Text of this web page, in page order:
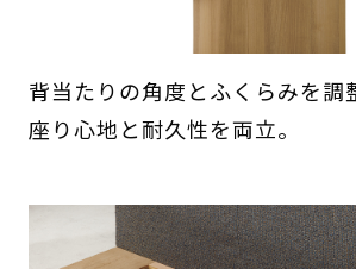
背当たりの角度とふくらみを調
座り心地と耐久性を両立。